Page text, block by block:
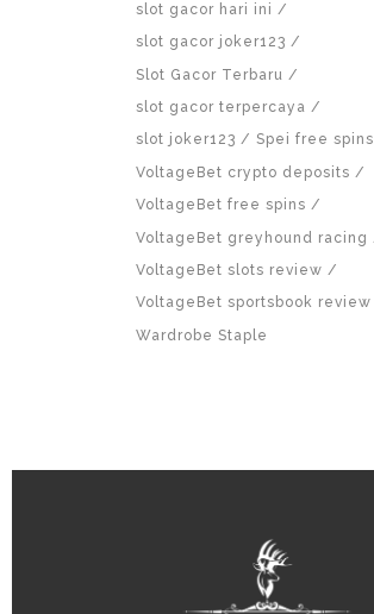
slot gacor hari ini
slot gacor joker123
Slot Gacor Terbaru
slot gacor terpercaya
slot joker123
Spei free spins
VoltageBet crypto deposits
VoltageBet free spins
VoltageBet greyhound racing
VoltageBet slots review
VoltageBet sportsbook review
Wardrobe Staple